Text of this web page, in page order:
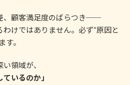
、顧客満足度のばらつき──
けではありません。必ず“原因と
す。
領域が、
いるのか」